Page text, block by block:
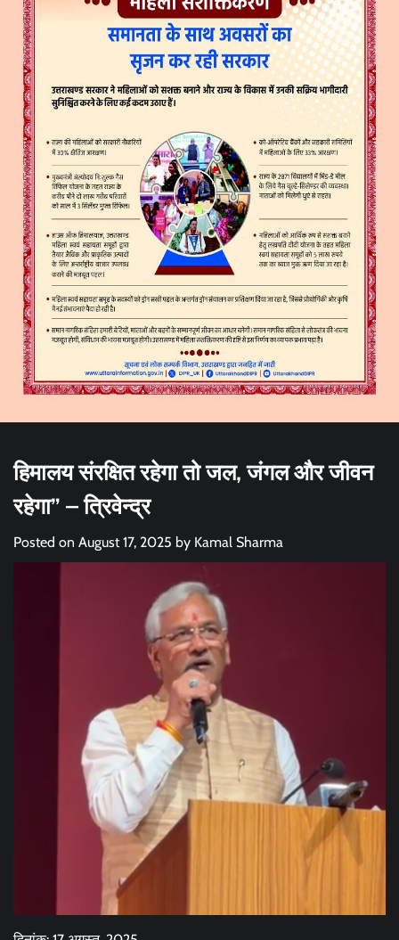
हिमालय संरक्षित रहेगा तो जल, जंगल और जीवन
रहेगा” – त्रिवेन्द्र
Posted on August 17, 2025 by Kamal Sharma